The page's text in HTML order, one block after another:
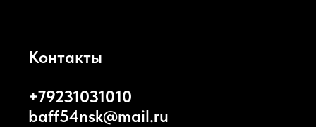
Контакты
+79231031010
baff54nsk@mail.ru